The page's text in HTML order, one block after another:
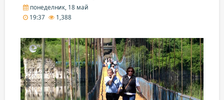
понеделник, 18 май
19:37
1,388